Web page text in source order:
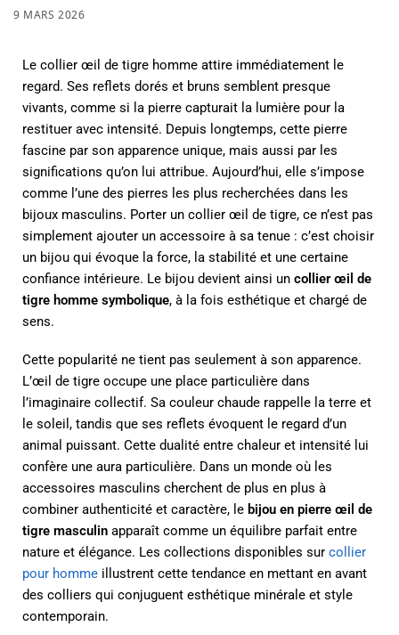
9 MARS 2026
Le collier œil de tigre homme attire immédiatement le
regard. Ses reflets dorés et bruns semblent presque
vivants, comme si la pierre capturait la lumière pour la
restituer avec intensité. Depuis longtemps, cette pierre
fascine par son apparence unique, mais aussi par les
significations qu’on lui attribue. Aujourd’hui, elle s’impose
comme l’une des pierres les plus recherchées dans les
bijoux masculins. Porter un collier œil de tigre, ce n’est pas
simplement ajouter un accessoire à sa tenue : c’est choisir
un bijou qui évoque la force, la stabilité et une certaine
confiance intérieure. Le bijou devient ainsi un collier œil de
tigre homme symbolique, à la fois esthétique et chargé de
sens.
Cette popularité ne tient pas seulement à son apparence.
L’œil de tigre occupe une place particulière dans
l’imaginaire collectif. Sa couleur chaude rappelle la terre et
le soleil, tandis que ses reflets évoquent le regard d’un
animal puissant. Cette dualité entre chaleur et intensité lui
confère une aura particulière. Dans un monde où les
accessoires masculins cherchent de plus en plus à
combiner authenticité et caractère, le bijou en pierre œil de
tigre masculin apparaît comme un équilibre parfait entre
nature et élégance. Les collections disponibles sur collier
pour homme illustrent cette tendance en mettant en avant
des colliers qui conjuguent esthétique minérale et style
contemporain.